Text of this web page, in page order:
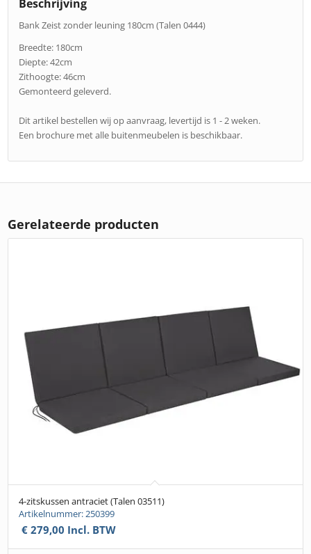
Beschrijving
Bank Zeist zonder leuning 180cm (Talen 0444)
Breedte: 180cm
Diepte: 42cm
Zithoogte: 46cm
Gemonteerd geleverd.
Dit artikel bestellen wij op aanvraag, levertijd is 1 - 2 weken.
Een brochure met alle buitenmeubelen is beschikbaar.
Gerelateerde producten
4-zitskussen antraciet (Talen 03511)
Artikelnummer: 250399
€ 279,00 Incl. BTW